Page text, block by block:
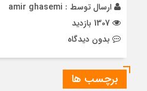
ارسال توسط : amir ghasemi
بدون دیدگاه
برچسب ها